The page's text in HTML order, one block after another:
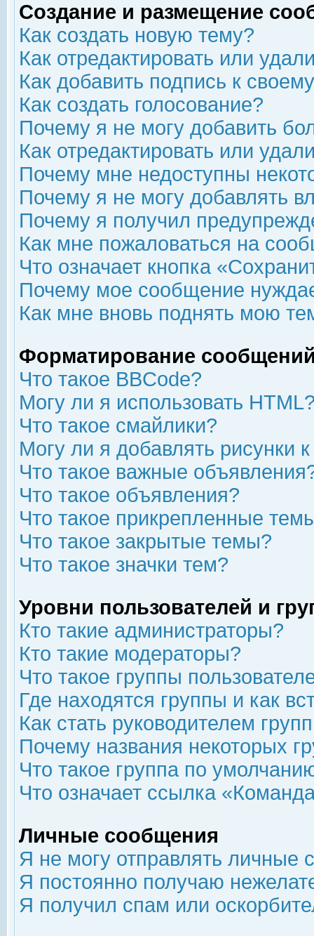
Создание и размещение
Как создать новую тему?
Как отредактировать или
Как добавить подпись к
Как создать голосование?
Почему я не могу добавить
Как отредактировать или
Почему мне недоступны
Почему я не могу добавлять
Почему я получил
Как мне пожаловаться на
Что означает кнопка
Почему мое сообщение
Как мне вновь поднять мою
Форматирование
Что такое BBCode?
Могу ли я использовать
Что такое смайлики?
Могу ли я добавлять рисунки
Что такое важные
Что такое объявления?
Что такое прикрепленные
Что такое закрытые темы?
Что такое значки тем?
Уровни пользователей и
Кто такие администраторы?
Кто такие модераторы?
Что такое группы
Где находятся группы и как
Как стать руководителем
Почему названия некоторых
Что такое группа по
Что означает ссылка
Личные сообщения
Я не могу отправлять личные
Я постоянно получаю
Я получил спам или